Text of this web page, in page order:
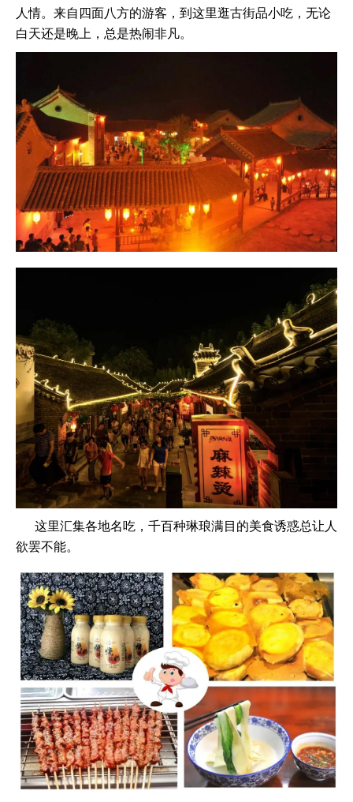
人情。来自四面八方的游客，到这里逛古街品小吃，无论
白天还是晚上，总是热闹非凡。
这里汇集各地名吃，千百种琳琅满目的美食诱惑总让人
欲罢不能。